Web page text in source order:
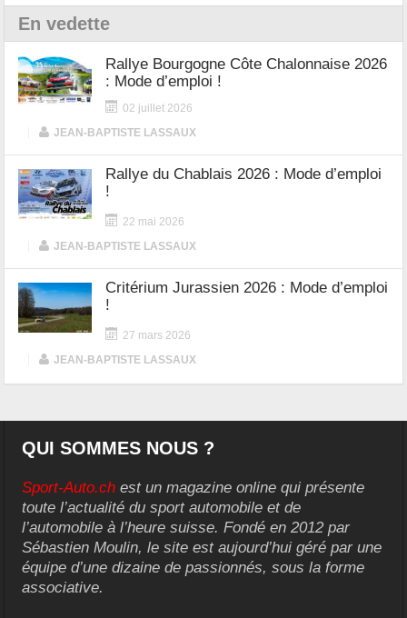
En vedette
Rallye Bourgogne Côte Chalonnaise 2026
: Mode d’emploi !
02 juillet 2026
JEAN-BAPTISTE LASSAUX
Rallye du Chablais 2026 : Mode d’emploi
!
22 mai 2026
JEAN-BAPTISTE LASSAUX
Critérium Jurassien 2026 : Mode d’emploi
!
27 mars 2026
JEAN-BAPTISTE LASSAUX
QUI SOMMES NOUS ?
Sport-Auto.ch est un magazine online qui présente
toute l’actualité du sport automobile et de
l’automobile à l’heure suisse. Fondé en 2012 par
Sébastien Moulin, le site est aujourd’hui géré par une
équipe d’une dizaine de passionnés, sous la forme
associative.